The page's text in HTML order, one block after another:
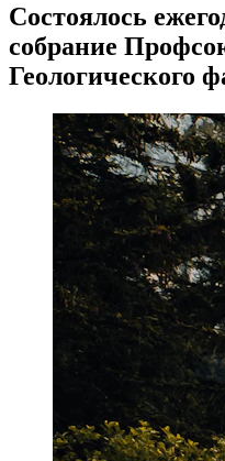
Состоялось
собрание
Геологического